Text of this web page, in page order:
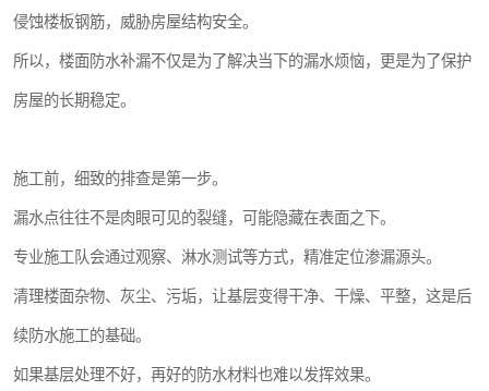
侵蚀楼板钢筋，威胁房屋结构安全。
所以，楼面防水补漏不仅是为了解决当下的漏水烦恼，更是为了保护
房屋的长期稳定。
施工前，细致的排查是第一步。
漏水点往往不是肉眼可见的裂缝，可能隐藏在表面之下。
专业施工队会通过观察、淋水测试等方式，精准定位渗漏源头。
清理楼面杂物、灰尘、污垢，让基层变得干净、干燥、平整，这是后
续防水施工的基础。
如果基层处理不好，再好的防水材料也难以发挥效果。